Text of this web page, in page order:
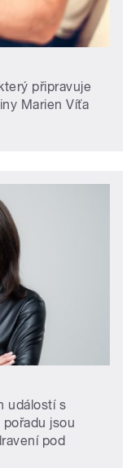
připravuje
Marien Víťa
událostí s
pořadu jsou
pod